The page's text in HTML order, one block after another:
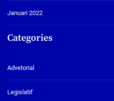
Januari 2022
Categories
Advetorial
Legislatif